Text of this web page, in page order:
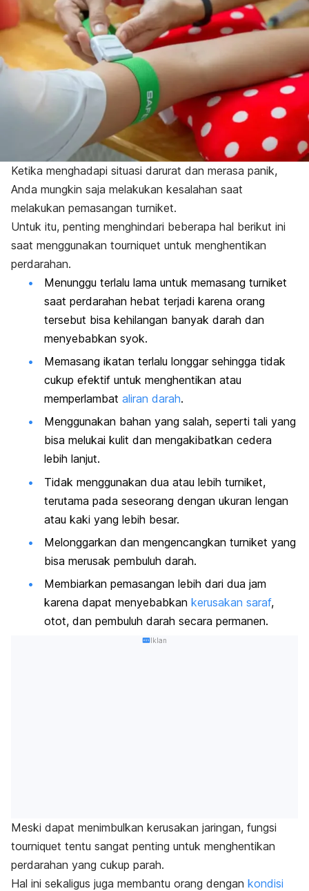
Ketika menghadapi situasi darurat dan merasa panik,
Anda mungkin saja melakukan kesalahan saat
melakukan pemasangan turniket.
Untuk itu, penting menghindari beberapa hal berikut ini
saat menggunakan tourniquet untuk menghentikan
perdarahan.
Menunggu terlalu lama untuk memasang turniket
saat perdarahan hebat terjadi karena orang
tersebut bisa kehilangan banyak darah dan
menyebabkan syok.
Memasang ikatan terlalu longgar sehingga tidak
cukup efektif untuk menghentikan atau
memperlambat aliran darah.
Menggunakan bahan yang salah, seperti tali yang
bisa melukai kulit dan mengakibatkan cedera
lebih lanjut.
Tidak menggunakan dua atau lebih turniket,
terutama pada seseorang dengan ukuran lengan
atau kaki yang lebih besar.
Melonggarkan dan mengencangkan turniket yang
bisa merusak pembuluh darah.
Membiarkan pemasangan lebih dari dua jam
karena dapat menyebabkan kerusakan saraf,
otot, dan pembuluh darah secara permanen.
Iklan
Meski dapat menimbulkan kerusakan jaringan, fungsi
tourniquet tentu sangat penting untuk menghentikan
perdarahan yang cukup parah.
Hal ini sekaligus juga membantu orang dengan kondisi